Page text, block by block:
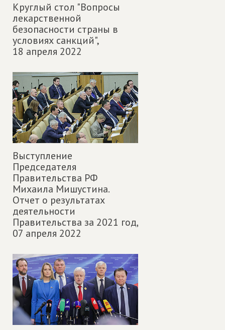
Круглый стол "Вопросы
лекарственной
безопасности страны в
условиях санкций",
18 апреля 2022
Выступление
Председателя
Правительства РФ
Михаила Мишустина.
Отчет о результатах
деятельности
Правительства за 2021 год,
07 апреля 2022